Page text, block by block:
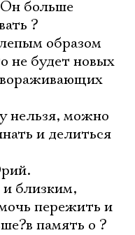
больше
?
образом
не будет новых
нельзя, можно
и делиться
близким,
пережить и
память о ?